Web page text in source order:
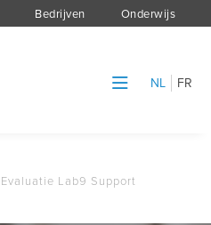
Bedrijven Onderwijs
NL FR
Evaluatie Lab9 Support